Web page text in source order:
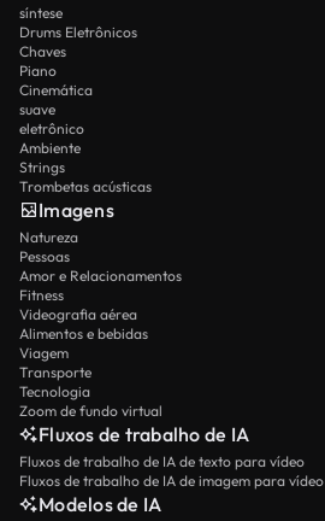
síntese
Drums Eletrônicos
Chaves
Piano
Cinemática
suave
eletrônico
Ambiente
Strings
Trombetas acústicas
Imagens
Natureza
Pessoas
Amor e Relacionamentos
Fitness
Videografia aérea
Alimentos e bebidas
Viagem
Transporte
Tecnologia
Zoom de fundo virtual
Fluxos de trabalho de IA
Fluxos de trabalho de IA de texto para vídeo
Fluxos de trabalho de IA de imagem para vídeo
Modelos de IA